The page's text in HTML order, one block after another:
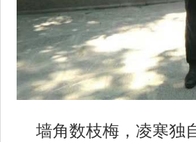
墙角数枝梅，凌寒独